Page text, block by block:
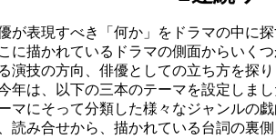
が表現すべき「何か」をドラマの中に
に描かれているドラマの側面からいく
演技の方向、俳優としての立ち方を探
年は、以下の三本のテーマを設定しま
マにそって分類した様々なジャンルの
読み合せから、描かれている台詞の裏